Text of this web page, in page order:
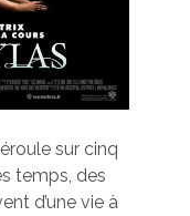
sur cinq
temps, des
d’une vie à